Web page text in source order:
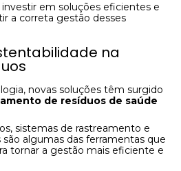
em soluções eficientes e
a correta gestão desses
na
novas soluções têm surgido
de resíduos de saúde
sistemas de rastreamento e
algumas das ferramentas que
tornar a gestão mais eficiente e